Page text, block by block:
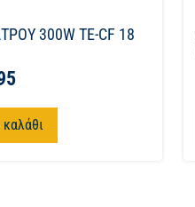
300W TE-CF 18